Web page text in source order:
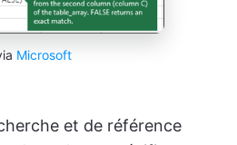
Microsoft
et de référence